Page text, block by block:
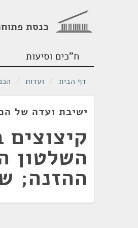
כנסת
ח"כים וסיעות
דף הבית / ועדות /
ישיבת ועדה של הכנסת ה-10
השלטון
ההזנה;